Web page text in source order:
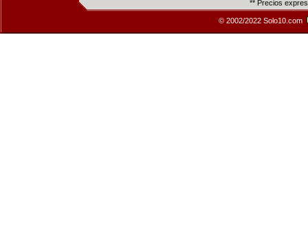
** Precios
© 2002/2022 Solo10.com